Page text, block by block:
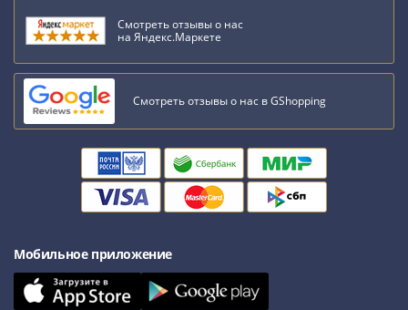
Смотреть отзывы о нас
на Яндекс.Маркете
Смотреть отзывы о нас в GShopping
Мобильное приложение